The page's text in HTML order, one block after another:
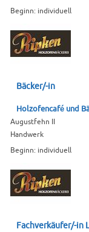
Beginn: individuell
Bäcker/-in
Holzofencafé und
Augustfehn II
Handwerk
Beginn: individuell
Fachverkäufer/-in